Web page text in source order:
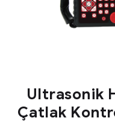
Ultrasonik
Çatlak